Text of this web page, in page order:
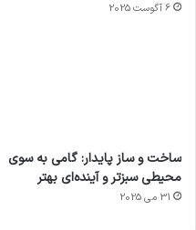
6 آگوست 2025
ساخت و ساز پایدار: گامی به سوی
محیطی سبزتر و آینده‌ای بهتر
31 می 2025
برای
کشف
توسط
ژاکت
مجازی
…
توسط